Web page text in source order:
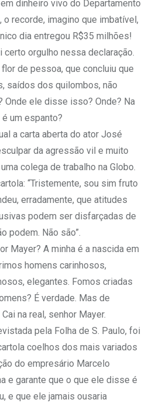
dinheiro vivo do Departamento
recorde, imagino que imbatível,
dia entregou R$35 milhões!
certo orgulho nessa declaração.
de pessoa, que concluiu que
saídos dos quilombos, não
Onde ele disse isso? Onde? Na
é um espanto?
a carta aberta do ator José
da agressão vil e muito
colega de trabalho na Globo.
“Tristemente, sou sim fruto
erradamente, que atitudes
podem ser disfarçadas de
podem. Não são”.
Mayer? A minha é a nascida em
homens carinhosos,
elegantes. Fomos criadas
É verdade. Mas de
na real, senhor Mayer.
pela Folha de S. Paulo, foi
coelhos dos mais variados
do empresário Marcelo
e garante que o que ele disse é
e que ele jamais ousaria